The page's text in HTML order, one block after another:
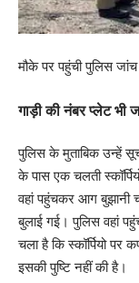
मौके पर पहुंची पुलिस
गाड़ी की नंबर प्लेट भी
पुलिस के मुताबिक उन्हें
के पास एक चलती
वहां पहुंचकर आग बुझानी
बुलाई गई। पुलिस वहां
चला है कि स्कॉर्पियो
इसकी पुष्टि नहीं की है।